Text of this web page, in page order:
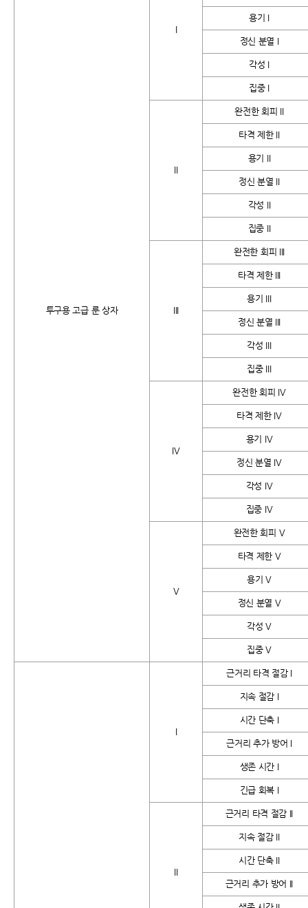
투구용 고급 룬 상자
I
용기 I
정신 분열 I
각성 I
집중 I
II
완전한 회피 II
타격 제한 II
용기 II
정신 분열 II
각성 II
집중 II
III
완전한 회피 III
타격 제한 III
용기 III
정신 분열 III
각성 III
집중 III
IV
완전한 회피 IV
타격 제한 IV
용기 IV
정신 분열 IV
각성 IV
집중 IV
V
완전한 회피 V
타격 제한 V
용기 V
정신 분열 V
각성 V
집중 V
I
근거리 타격 절감 I
지속 절감 I
시간 단축 I
근거리 추가 방어 I
생존 시간 I
긴급 회복 I
II
근거리 타격 절감 II
지속 절감 II
시간 단축 II
근거리 추가 방어 II